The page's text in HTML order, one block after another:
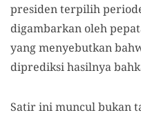
presiden terpilih
digambarkan oleh
yang menyebutkan
diprediksi hasilnya
Satir ini muncul bukan